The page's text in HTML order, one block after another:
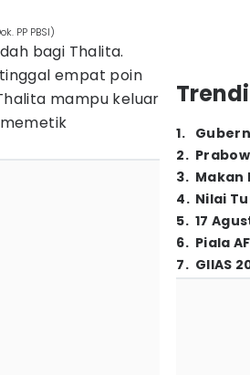
PP PBSI)
bagi Thalita.
empat poin
mampu keluar
1.
2.
3. Makan
4. Nilai
5. 17
6. Piala
7. GIIAS